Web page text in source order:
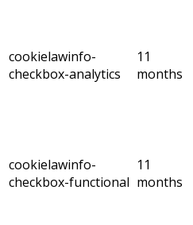
cookielawinfo-
checkbox-analytics
11
months
cookielawinfo-
checkbox-functional
11
months